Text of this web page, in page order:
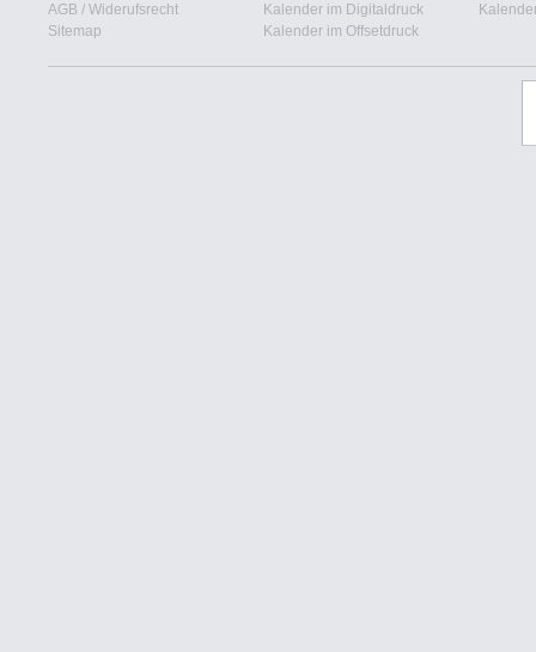
AGB / Widerufsrecht
Sitemap
Kalender im Digitaldruck
Kalender im Offsetdruck